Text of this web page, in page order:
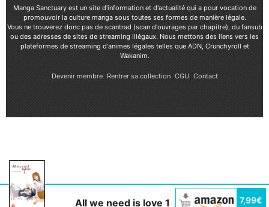
All we need is love 1 7,99€
Manga Sanctuary est un site d'information et d'actualité qui a pour vocation de
promouvoir la culture manga sous toutes ses formes de manière légale.
Vous ne trouverez donc pas de scantrad (scan d'ouvrages par chapitre), du fansub
ou des adresses de sites de streaming illégaux. Nous mettons des liens vers les
plateformes de streaming d'animes légales telles que ADN, Crunchyroll et
Wakanim.
Devenir membre Rentrer sa collection CGU Contact